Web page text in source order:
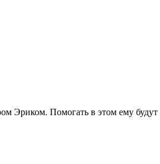
Эриком. Помогать в этом ему